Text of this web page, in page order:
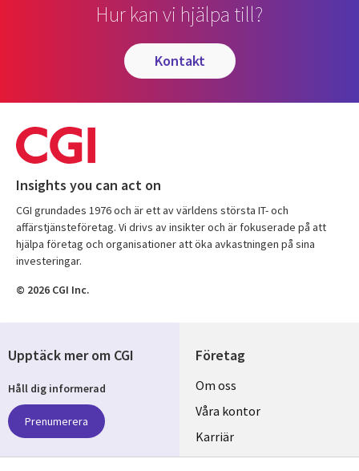
Hur kan vi hjälpa till?
kontakt
Insights you can act on
CGI grundades 1976 och är ett av världens största IT- och
affärstjänsteföretag. Vi drivs av insikter och är fokuserade på att
hjälpa företag och organisationer att öka avkastningen på sina
investeringar.
© 2026 CGI Inc.
Företag
Useful
links
SWEDEN
Om oss
Våra kontor
Karriär
Hållbarhet
Upptäck mer om CGI
Håll dig informerad
Prenumerera